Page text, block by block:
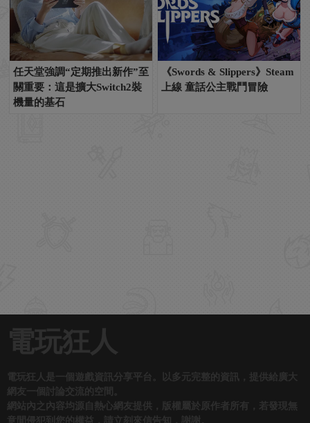
任天堂強調“定期推出新作”至
關重要：這是擴大Switch2裝
機量的基石
《Swords & Slippers》Steam
上線 童話公主戰鬥冒險
電玩狂人
電玩狂人是一個遊戲資訊分享平台。以多元完整的資訊，提供給廣大
網友一個討論交流的空間。
網站內之內容均源自熱心網友提供，版權屬於原作者所有，若發現無
意間侵犯到您的權益，請立刻來信告知，謝謝。